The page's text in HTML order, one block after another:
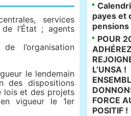
services
l’État ; agents
l’organisation
le lendemain
des dispositions
lois et des projets
vigueur le 1er
payes et
POUR
L’UNSA !
FORCE
POSITIF !